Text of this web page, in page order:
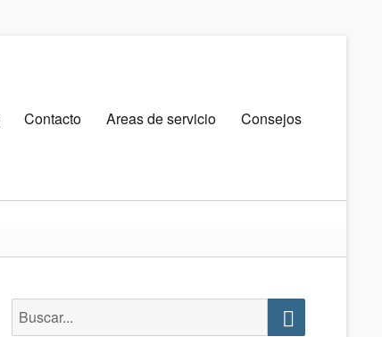
Contacto Areas de servicio Consejos